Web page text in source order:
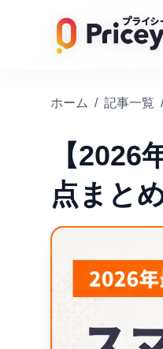
ホーム / 記事一覧 /
【
点まと